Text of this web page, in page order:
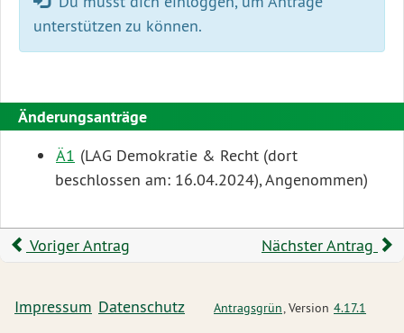
unterstützen zu können.
Änderungsanträge
Ä1 (LAG Demokratie & Recht (dort
beschlossen am: 16.04.2024), Angenommen)
Voriger Antrag Nächster Antrag
Impressum Datenschutz Antragsgrün, Version 4.17.1